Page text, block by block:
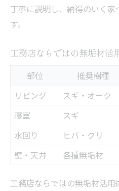
丁寧に説明し、納得のいく
す。
工務店ならではの無垢材活
部位 推奨樹種
リビング
スギ・オーク
寝室
スギ
水回り
ヒバ・クリ
壁・天井
各種無垢材
工務店ならではの無垢材活